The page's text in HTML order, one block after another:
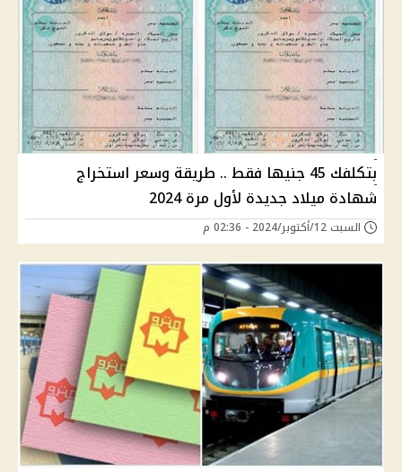
بتكلفك 45 جنيها فقط .. طريقة وسعر استخراج
شهادة ميلاد جديدة لأول مرة 2024
السبت 12/أكتوبر/2024 - 02:36 م